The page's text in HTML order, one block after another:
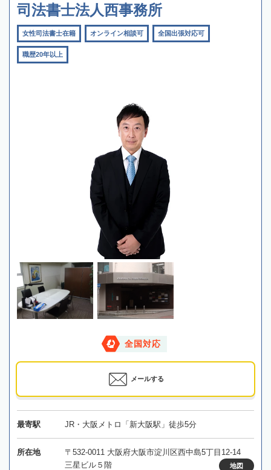
司法書士法人西事務所
女性司法書士在籍 オンライン相談可 全国出張対応可
職歴20年以上
全国対応
メールする
最寄駅 JR・大阪メトロ「新大阪駅」徒歩5分
所在地
〒532-0011 大阪府大阪市淀川区西中島5丁目12-14
三星ビル５階
地図